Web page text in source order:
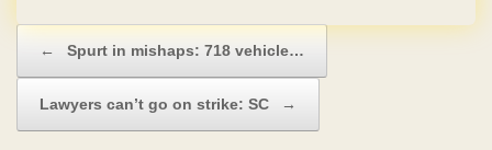
← Spurt in mishaps: 718 vehicle…
Lawyers can’t go on strike: SC →